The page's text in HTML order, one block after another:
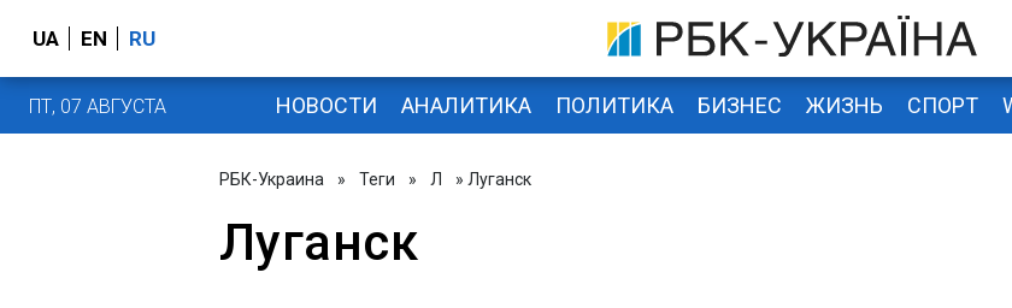
UA EN RU
ПТ, 07 АВГУСТА НОВОСТИ АНАЛИТИКА ПОЛИТИКА БИЗНЕС ЖИЗНЬ СПОРТ
РБК-Украина » Теги » Л » Луганск
Луганск